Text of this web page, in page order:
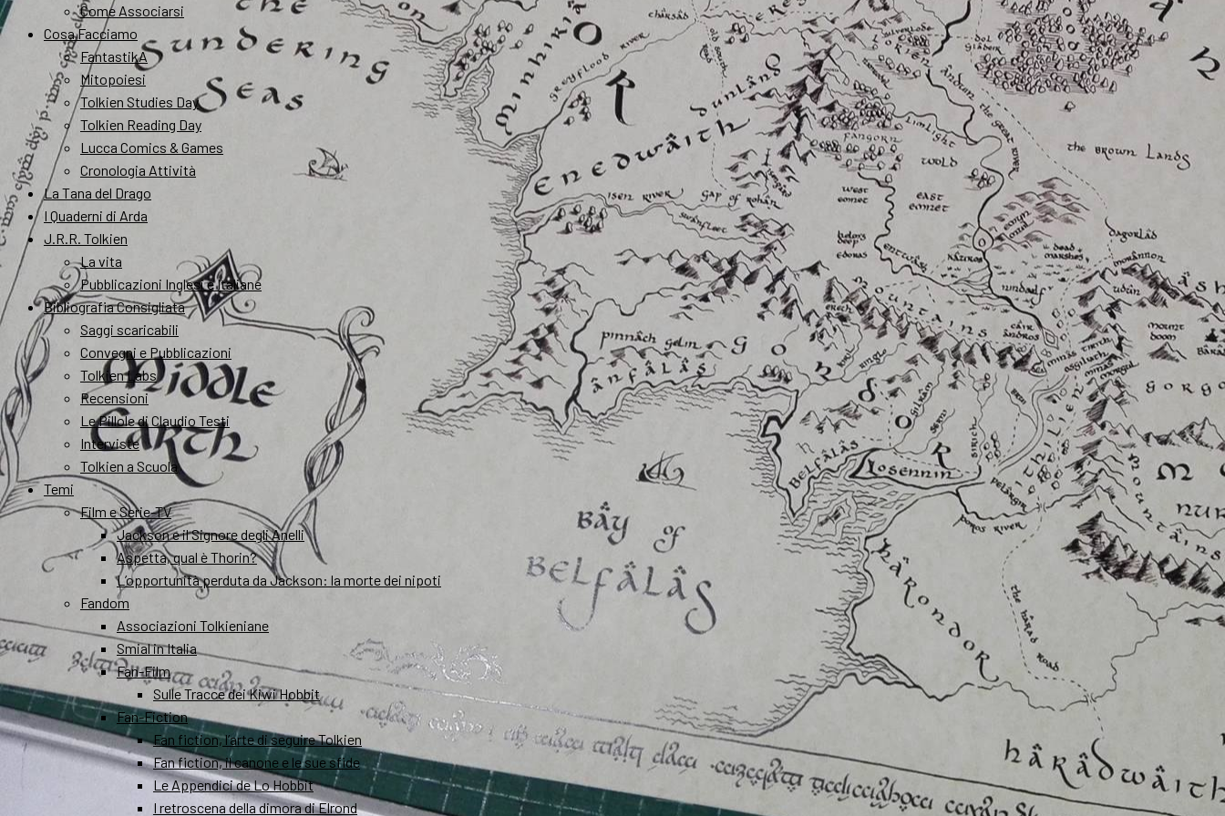
Come Associarsi
Cosa Facciamo
FantastikA
Mitopoiesi
Tolkien Studies Day
Tolkien Reading Day
Lucca Comics & Games
Cronologia Attività
La Tana del Drago
I Quaderni di Arda
J.R.R. Tolkien
La vita
Pubblicazioni Inglesi e Italiane
Bibliografia Consigliata
Saggi scaricabili
Convegni e Pubblicazioni
Tolkien Labs
Recensioni
Le Pillole di Claudio Testi
Interviste
Tolkien a Scuola
Temi
Film e Serie-TV
Jackson e il Signore degli Anelli
Aspetta, qual è Thorin?
L’opportunità perduta da Jackson: la morte dei nipoti
Fandom
Associazioni Tolkieniane
Smial in Italia
Fan-Film
Sulle Tracce dei Kiwi Hobbit
Fan-Fiction
Fan fiction, l’arte di seguire Tolkien
Fan fiction, il canone e le sue sfide
Le Appendici de Lo Hobbit
I retroscena della dimora di Elrond